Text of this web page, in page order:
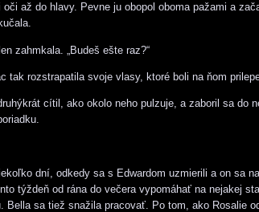
oči až do hlavy. Pevne ju obopol oboma pažami a
zahmkala. „Budeš ešte raz?“
tak rozstrapatila svoje vlasy, ktoré boli na ňom
cítil, ako okolo neho pulzuje, a zaboril sa do
dní, odkedy sa s Edwardom uzmierili a on sa
týždeň od rána do večera vypomáhať na nejakej
sa tiež snažila pracovať. Po tom, ako Rosalie